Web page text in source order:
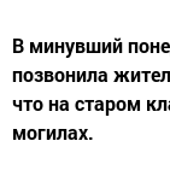
В минувший
позвонила
что на старом
могилах.